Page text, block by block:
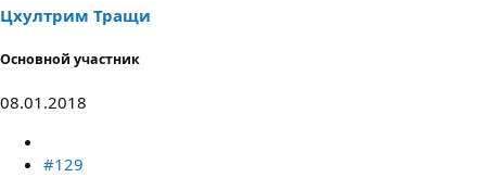
Цхултрим Тращи
Основной участник
08.01.2018
#129